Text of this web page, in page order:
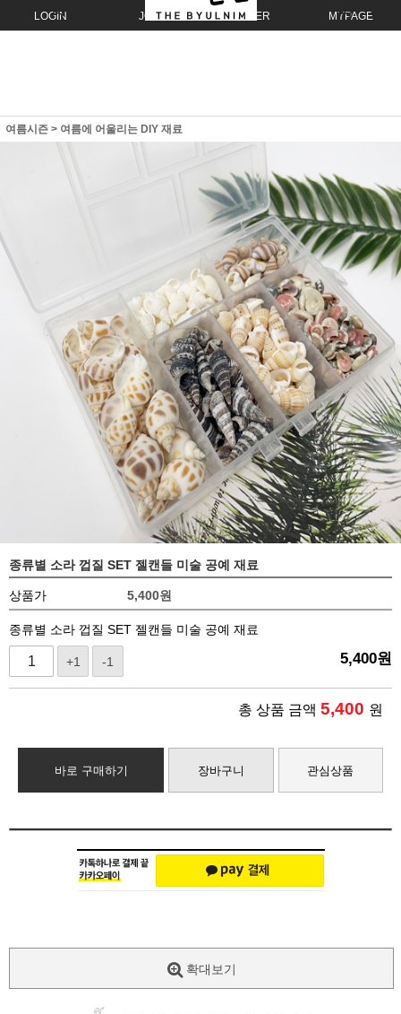
LOGIN JOIN ORDER MYPAGE
여름시즌 > 여름에 어울리는 DIY 재료
종류별 소라 껍질 SET 젤캔들 미술 공예 재료
상품가 5,400원
종류별 소라 껍질 SET 젤캔들 미술 공예 재료
+1 -1 5,400원
총 상품 금액 5,400 원
바로 구매하기 장바구니 관심상품
확대보기